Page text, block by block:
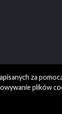
za
plików